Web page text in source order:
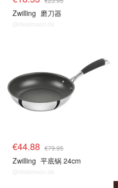
Zwilling 磨刀器
@dealmoon.de
€44.88 €79.95
Zwilling 平底锅 24cm
@dealmoon.de